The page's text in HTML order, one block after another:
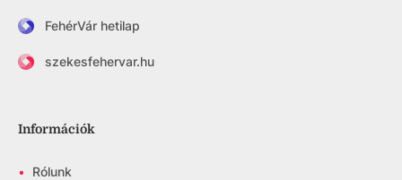
FehérVár hetilap
szekesfehervar.hu
Információk
• Rólunk